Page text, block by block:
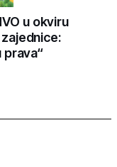
u okviru
prava“